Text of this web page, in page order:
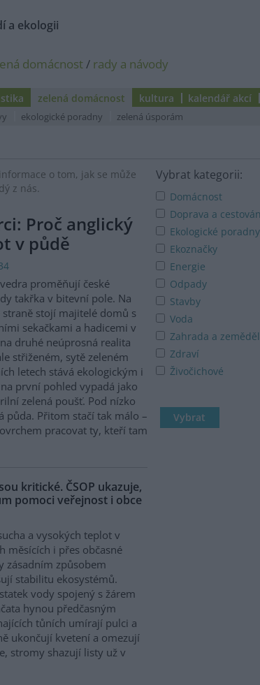
a ekologii
domácnost/ rady a návody
zelená domácnost kultura kalendář akcí
ekologické poradny zelená úsporám
Vybrat kategorii:
Domácnost
Doprava a
Ekologické poradny
Ekoznačky
Energie
Odpady
Stavby
Voda
Zahrada a
Zdraví
Živočichové
o tom, jak se může
z nás.
Proč anglický
v půdě
proměňují české
takřka v bitevní pole. Na
straně stojí majitelé domů s
sekačkami a hadicemi v
druhé neúprosná realita
střiženém, sytě zeleném
letech stává ekologickým i
první pohled vypadá jako
zelená poušť. Pod nízko
půda. Přitom stačí tak málo –
pracovat ty, kteří tam
kritické. ČSOP ukazuje,
pomoci veřejnost i obce
a vysokých teplot v
měsících i přes občasné
zásadním způsobem
stabilitu ekosystémů.
vody spojený s žárem
hynou předčasným
tůních umírají pulci a
ukončují kvetení a omezují
stromy shazují listy už v